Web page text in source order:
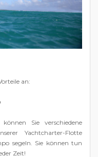
an:
Sie verschiedene
Yachtcharter-Flotte
segeln. Sie können tun
Zeit!